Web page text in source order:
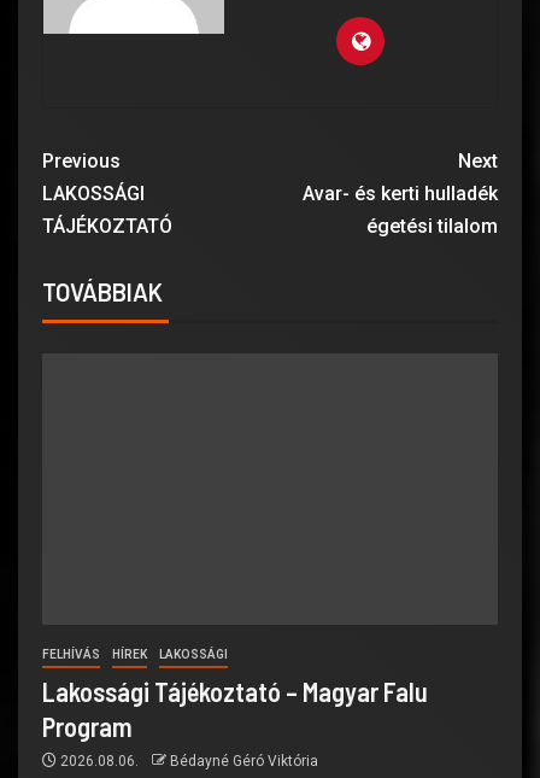
Previous
LAKOSSÁGI
TÁJÉKOZTATÓ
Next
Avar- és kerti hulladék
égetési tilalom
TOVÁBBIAK
FELHÍVÁS HÍREK LAKOSSÁGI
Lakossági Tájékoztató – Magyar Falu
Program
2026.08.06. Bédayné Géró Viktória